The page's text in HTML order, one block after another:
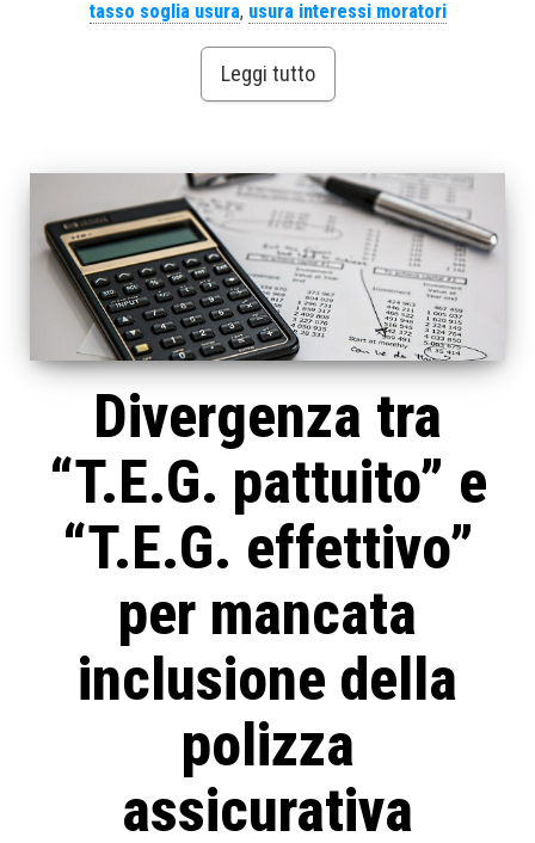
tasso soglia usura, usura interessi moratori
Leggi tutto
Divergenza tra
“T.E.G. pattuito” e
“T.E.G. effettivo”
per mancata
inclusione della
polizza
assicurativa